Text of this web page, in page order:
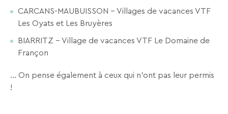
CARCANS-MAUBUISSON – Villages de vacances VTF
Les Oyats et Les Bruyères
BIARRITZ – Village de vacances VTF Le Domaine de
Françon
… On pense également à ceux qui n’ont pas leur permis
!
Recevez
tous
les
directement
dans